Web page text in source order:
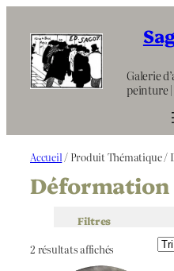
contenu
Galerie
peinture
Accueil / Produit Thématique /
Déformation
Filtres
2 résultats affichés